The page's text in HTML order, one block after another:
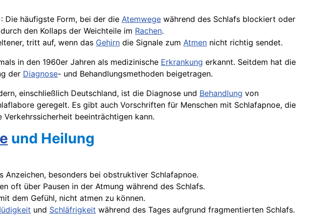
: Die häufigste Form, bei der die Atemwege während des Schlafs blockiert oder
den Kollaps der Weichteile im Rachen.
tritt auf, wenn das Gehirn die Signale zum Atmen nicht richtig sendet.
in den 1960er Jahren als medizinische Erkrankung erkannt. Seitdem hat die
der Diagnose- und Behandlungsmethoden beigetragen.
einschließlich Deutschland, ist die Diagnose und Behandlung von
geregelt. Es gibt auch Vorschriften für Menschen mit Schlafapnoe, die
beeinträchtigen kann.
und Heilung
Anzeichen, besonders bei obstruktiver Schlafapnoe.
oft über Pausen in der Atmung während des Schlafs.
dem Gefühl, nicht atmen zu können.
und Schläfrigkeit während des Tages aufgrund fragmentierten Schlafs.